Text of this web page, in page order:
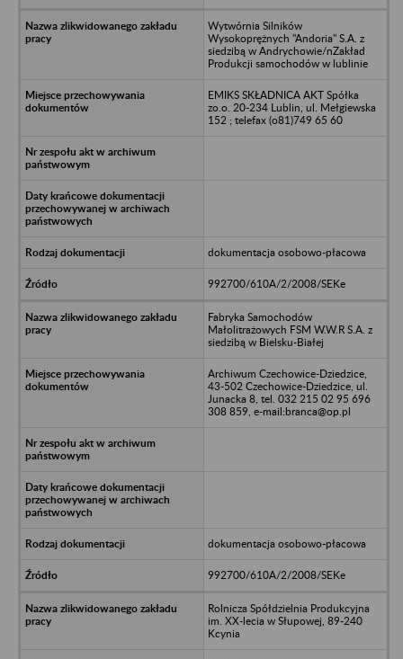
Wytwórnia Silników
Wysokoprężnych "Andoria" S.A. z
siedzibą w Andrychowie/nZakład
Produkcji samochodów w lublinie
EMIKS SKŁADNICA AKT Spółka
zo.o. 20-234 Lublin, ul. Mełgiewska
152 ; telefax (o81)749 65 60
dokumentacja osobowo-płacowa
992700/610A/2/2008/SEKe
Fabryka Samochodów
Małolitrażowych FSM W.W.R S.A. z
siedzibą w Bielsku-Białej
Archiwum Czechowice-Dziedzice,
43-502 Czechowice-Dziedzice, ul.
Junacka 8, tel. 032 215 02 95 696
308 859, e-mail:branca@op.pl
dokumentacja osobowo-płacowa
992700/610A/2/2008/SEKe
Rolnicza Spółdzielnia Produkcyjna
im. XX-lecia w Słupowej, 89-240
Kcynia